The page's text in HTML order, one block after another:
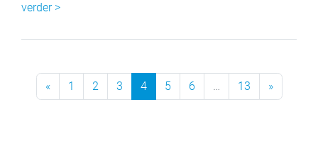
verder >
«Previous Page
1 2 3 4 5 6 … 13 »Next